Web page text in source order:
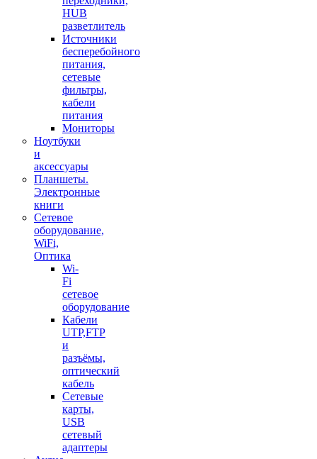
HUB
разветлитель
Источники
бесперебойного
питания,
сетевые
фильтры,
кабели
питания
Мониторы
Ноутбуки
и
аксессуары
Планшеты.
Электронные
книги
Сетевое
оборудование,
WiFi,
Оптика
Wi-
Fi
сетевое
оборудование
Кабели
UTP,FTP
и
разъёмы,
оптический
кабель
Сетевые
карты,
USB
сетевый
адаптеры